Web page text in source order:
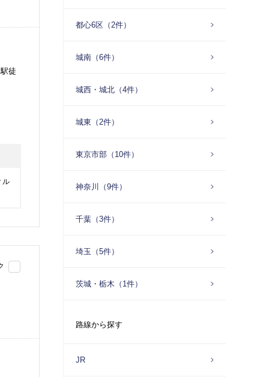
徒
ル
都心6区（2件）
城南（6件）
城西・城北（4件）
城東（2件）
東京市部（10件）
神奈川（9件）
千葉（3件）
埼玉（5件）
茨城・栃木（1件）
路線から探す
JR